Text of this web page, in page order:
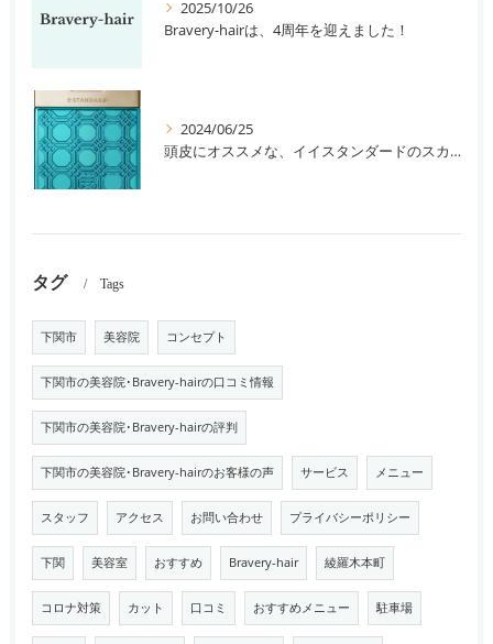
2025/10/26
Bravery-hairは、4周年を迎えました！
2024/06/25
頭皮にオススメな、イイスタンダードのスカルプ系シャンプー＆トリートメントです！
タグ Tags
下関市 美容院 コンセプト
下関市の美容院･Bravery-hairの口コミ情報
下関市の美容院･Bravery-hairの評判
下関市の美容院･Bravery-hairのお客様の声 サービス メニュー
スタッフ アクセス お問い合わせ プライバシーポリシー
下関 美容室 おすすめ Bravery-hair 綾羅木本町
コロナ対策 カット 口コミ おすすめメニュー 駐車場